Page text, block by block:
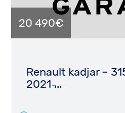
20 490€
Renault kadjar –
2021 ̵...